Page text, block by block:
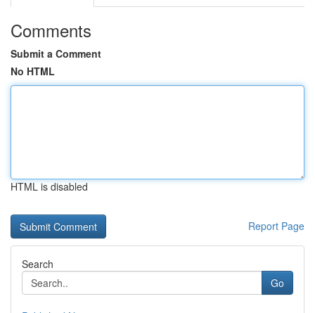
Comments
Submit a Comment
No HTML
HTML is disabled
Report Page
Search
Go